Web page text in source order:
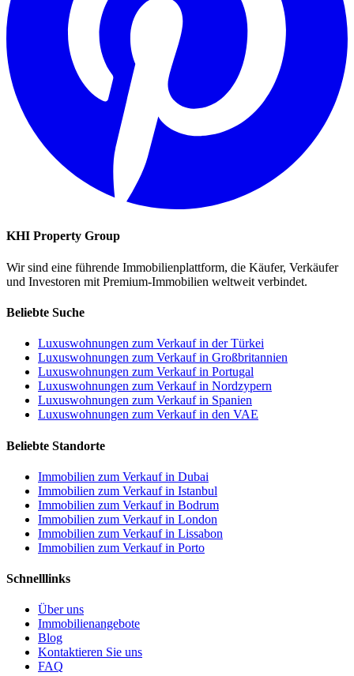
KHI Property Group
Wir sind eine führende Immobilienplattform, die Käufer, Verkäufer
und Investoren mit Premium-Immobilien weltweit verbindet.
Beliebte Suche
Luxuswohnungen zum Verkauf in der Türkei
Luxuswohnungen zum Verkauf in Großbritannien
Luxuswohnungen zum Verkauf in Portugal
Luxuswohnungen zum Verkauf in Nordzypern
Luxuswohnungen zum Verkauf in Spanien
Luxuswohnungen zum Verkauf in den VAE
Beliebte Standorte
Immobilien zum Verkauf in Dubai
Immobilien zum Verkauf in Istanbul
Immobilien zum Verkauf in Bodrum
Immobilien zum Verkauf in London
Immobilien zum Verkauf in Lissabon
Immobilien zum Verkauf in Porto
Schnelllinks
Über uns
Immobilienangebote
Blog
Kontaktieren Sie uns
FAQ